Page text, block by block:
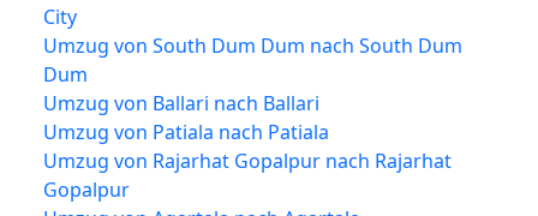
City
Umzug von South Dum Dum nach South Dum
Dum
Umzug von Ballari nach Ballari
Umzug von Patiala nach Patiala
Umzug von Rajarhat Gopalpur nach Rajarhat
Gopalpur